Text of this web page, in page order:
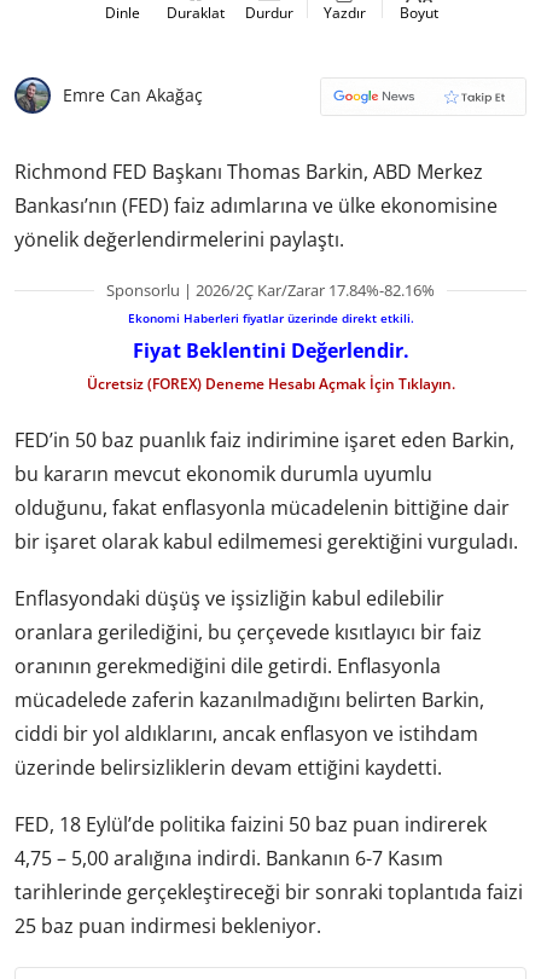
Dinle Duraklat Durdur Yazdır Boyut
Emre Can Akağaç
Richmond FED Başkanı Thomas Barkin, ABD Merkez
Bankası’nın (FED) faiz adımlarına ve ülke ekonomisine
yönelik değerlendirmelerini paylaştı.
Sponsorlu | 2026/2Ç Kar/Zarar 17.84%-82.16%
Ekonomi Haberleri fiyatlar üzerinde direkt etkili.
Fiyat Beklentini Değerlendir.
Ücretsiz (FOREX) Deneme Hesabı Açmak İçin Tıklayın.
FED’in 50 baz puanlık faiz indirimine işaret eden Barkin,
bu kararın mevcut ekonomik durumla uyumlu
olduğunu, fakat enflasyonla mücadelenin bittiğine dair
bir işaret olarak kabul edilmemesi gerektiğini vurguladı.
Enflasyondaki düşüş ve işsizliğin kabul edilebilir
oranlara gerilediğini, bu çerçevede kısıtlayıcı bir faiz
oranının gerekmediğini dile getirdi. Enflasyonla
mücadelede zaferin kazanılmadığını belirten Barkin,
ciddi bir yol aldıklarını, ancak enflasyon ve istihdam
üzerinde belirsizliklerin devam ettiğini kaydetti.
FED, 18 Eylül’de politika faizini 50 baz puan indirerek
4,75 – 5,00 aralığına indirdi. Bankanın 6-7 Kasım
tarihlerinde gerçekleştireceği bir sonraki toplantıda faizi
25 baz puan indirmesi bekleniyor.